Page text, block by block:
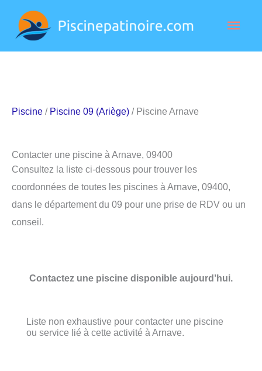
contenu
Piscine / Piscine 09 (Ariège) / Piscine Arnave
Contacter une piscine à Arnave, 09400
Consultez la liste ci-dessous pour trouver les
coordonnées de toutes les piscines à Arnave, 09400,
dans le département du 09 pour une prise de RDV ou un
conseil.
Contactez une piscine disponible aujourd’hui.
Liste non exhaustive pour contacter une piscine
ou service lié à cette activité à Arnave.